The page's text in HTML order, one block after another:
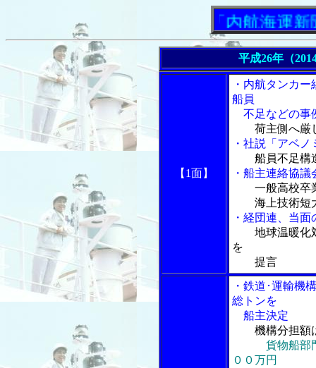
「内航海運新聞」
平成26年（
【1面】
・内航タンカ
船員
不足などの事
荷主側へ厳
・社説「アベ
船員不足構
・船主連絡協
一般高校卒
海上技術短大
・経団連、当
地球温暖化
を
提言
・鉄道･運輸機
総トンを
船主決定
機構分担額
貨物船部
００万円